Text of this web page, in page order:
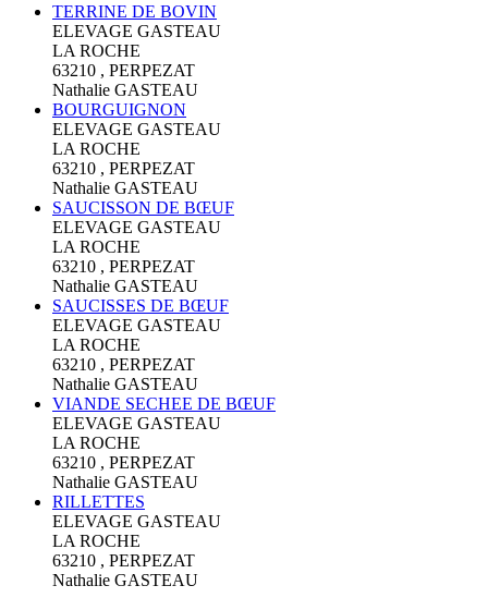
TERRINE DE BOVIN
ELEVAGE GASTEAU
LA ROCHE
63210 , PERPEZAT
Nathalie GASTEAU
BOURGUIGNON
ELEVAGE GASTEAU
LA ROCHE
63210 , PERPEZAT
Nathalie GASTEAU
SAUCISSON DE BŒUF
ELEVAGE GASTEAU
LA ROCHE
63210 , PERPEZAT
Nathalie GASTEAU
SAUCISSES DE BŒUF
ELEVAGE GASTEAU
LA ROCHE
63210 , PERPEZAT
Nathalie GASTEAU
VIANDE SECHEE DE BŒUF
ELEVAGE GASTEAU
LA ROCHE
63210 , PERPEZAT
Nathalie GASTEAU
RILLETTES
ELEVAGE GASTEAU
LA ROCHE
63210 , PERPEZAT
Nathalie GASTEAU